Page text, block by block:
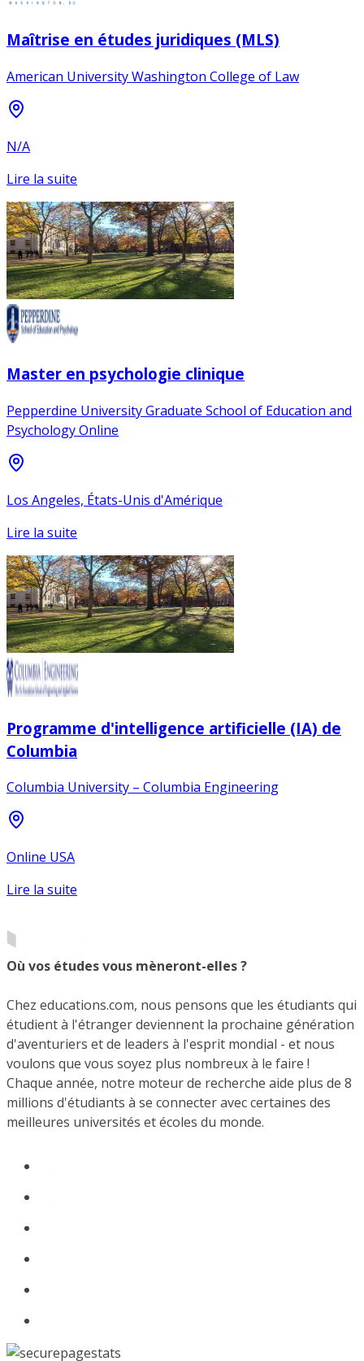
Maîtrise en études juridiques (MLS)
American University Washington College of Law
N/A
Lire la suite
Master en psychologie clinique
Pepperdine University Graduate School of Education and
Psychology Online
Los Angeles, États-Unis d'Amérique
Lire la suite
Programme d'intelligence artificielle (IA) de
Columbia
Columbia University – Columbia Engineering
Online USA
Lire la suite
Où vos études vous mèneront-elles ?
Chez educations.com, nous pensons que les étudiants qui
étudient à l'étranger deviennent la prochaine génération
d'aventuriers et de leaders à l'esprit mondial - et nous
voulons que vous soyez plus nombreux à le faire !
Chaque année, notre moteur de recherche aide plus de 8
millions d'étudiants à se connecter avec certaines des
meilleures universités et écoles du monde.